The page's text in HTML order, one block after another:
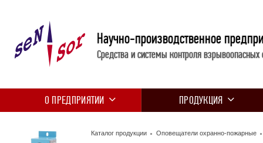
Научно-производственное
Средства и системы контроля взрывоопасных
О ПРЕДПРИЯТИИ ПРОДУКЦИЯ
Каталог продукции Оповещатели охранно-пожарные